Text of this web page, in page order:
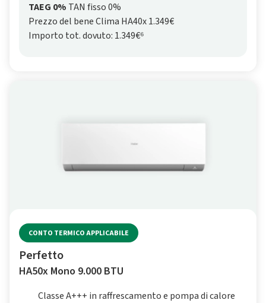
TAEG 0% TAN fisso 0%
Prezzo del bene Clima HA40x 1.349€
Importo tot. dovuto: 1.349€⁶
CONTO TERMICO APPLICABILE
Perfetto
HA50x Mono 9.000 BTU
Classe A+++ in raffrescamento e pompa di calore